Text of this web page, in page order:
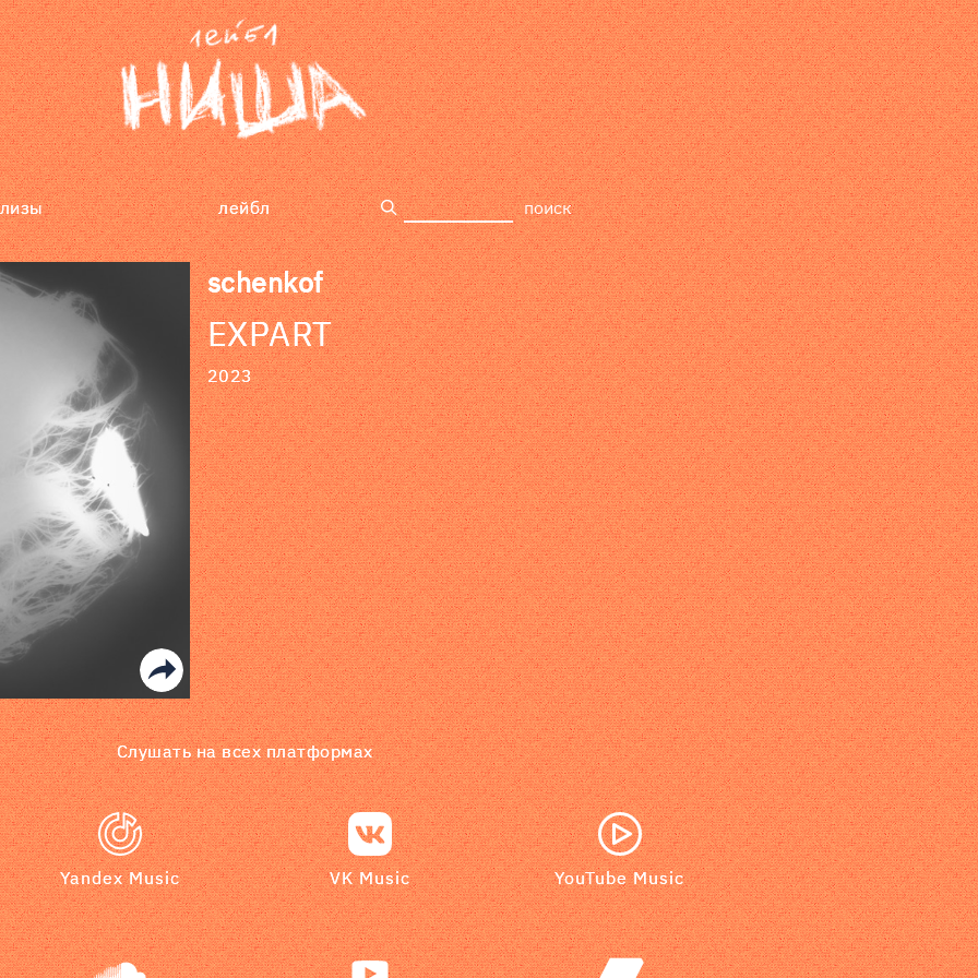
релизы
лейбл
поиск
лейбл поиск
schenkof
EXPART
2023
Слушать на всех платформах
Yandex Music VK Music YouTube Music